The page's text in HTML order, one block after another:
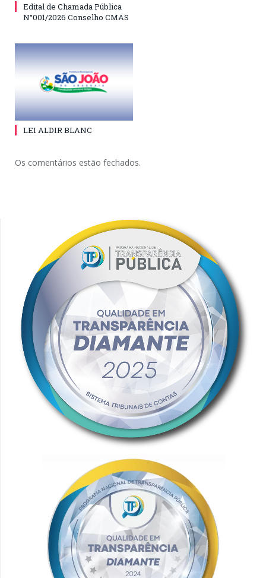
Edital de Chamada Pública
N°001/2026 Conselho CMAS
LEI ALDIR BLANC
Os comentários estão fechados.